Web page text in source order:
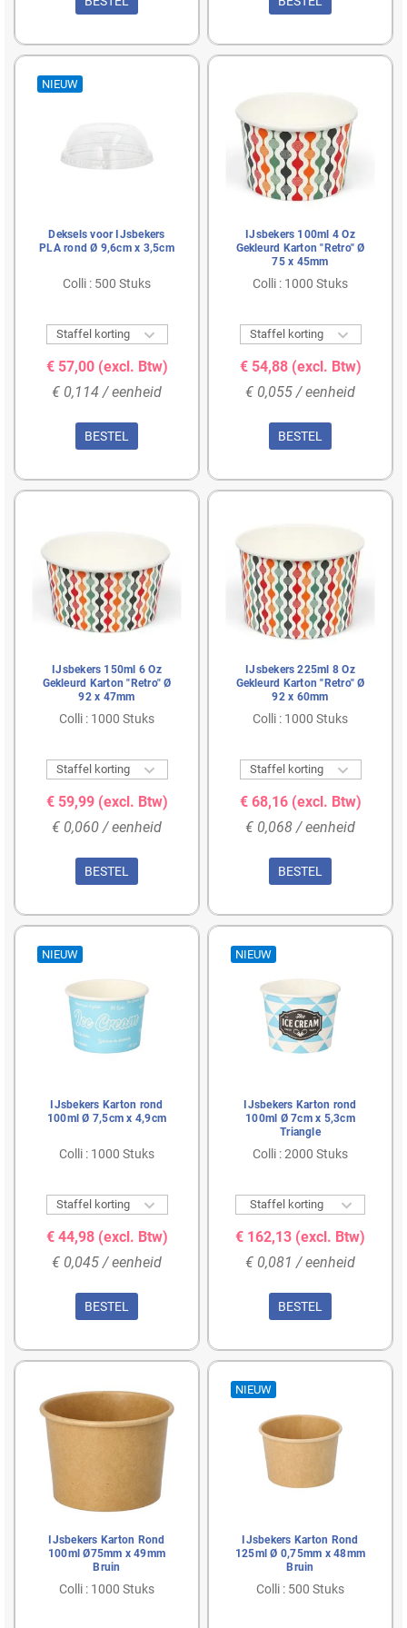
van de beste producten voor jouw horecagelegenheid.
NIEUW
Deksels voor IJsbekers
PLA rond Ø 9,6cm x 3,5cm
Colli : 500 Stuks
Staffel korting 
€ 57,00 (excl. Btw)
€ 0,114 / eenheid
BESTEL
IJsbekers 100ml 4 Oz
Gekleurd Karton "Retro" Ø
75 x 45mm
Colli : 1000 Stuks
Staffel korting 
€ 54,88 (excl. Btw)
€ 0,055 / eenheid
BESTEL
IJsbekers 150ml 6 Oz
Gekleurd Karton "Retro" Ø
92 x 47mm
Colli : 1000 Stuks
Staffel korting 
€ 59,99 (excl. Btw)
€ 0,060 / eenheid
BESTEL
IJsbekers 225ml 8 Oz
Gekleurd Karton "Retro" Ø
92 x 60mm
Colli : 1000 Stuks
Staffel korting 
€ 68,16 (excl. Btw)
€ 0,068 / eenheid
BESTEL
NIEUW
IJsbekers Karton rond
100ml Ø 7,5cm x 4,9cm
Colli : 1000 Stuks
Staffel korting 
€ 44,98 (excl. Btw)
€ 0,045 / eenheid
BESTEL
NIEUW
IJsbekers Karton rond
100ml Ø 7cm x 5,3cm
Triangle
Colli : 2000 Stuks
Staffel korting 
€ 162,13 (excl. Btw)
€ 0,081 / eenheid
BESTEL
IJsbekers Karton Rond
100ml Ø75mm x 49mm
Bruin
Colli : 1000 Stuks
NIEUW
IJsbekers Karton Rond
125ml Ø 0,75mm x 48mm
Bruin
Colli : 500 Stuks